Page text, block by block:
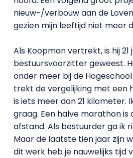
nieuw-/verbouw aan de
gezien mijn leeftijd niet meer
Als Koopman vertrekt, is hij 21
bestuursvoorzitter geweest.
onder meer bij de
trekt de vergelijking met een
is iets meer dan 21 kilometer.
graag. Een halve marathon is
afstand. Als bestuurder ga ik
Maar de laatste tien jaar zijn
dit werk heb je nauwelijks tijd